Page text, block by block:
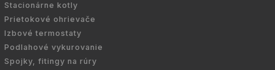
Stacionárne kotly
Prietokové ohrievače
Izbové termostaty
Podlahové vykurovanie
Spojky, fitingy na rúry